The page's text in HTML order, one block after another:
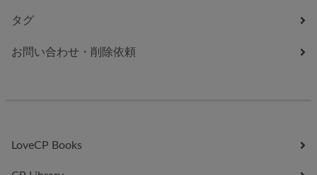
タグ
お問い合わせ・削除依頼
LoveCP Books